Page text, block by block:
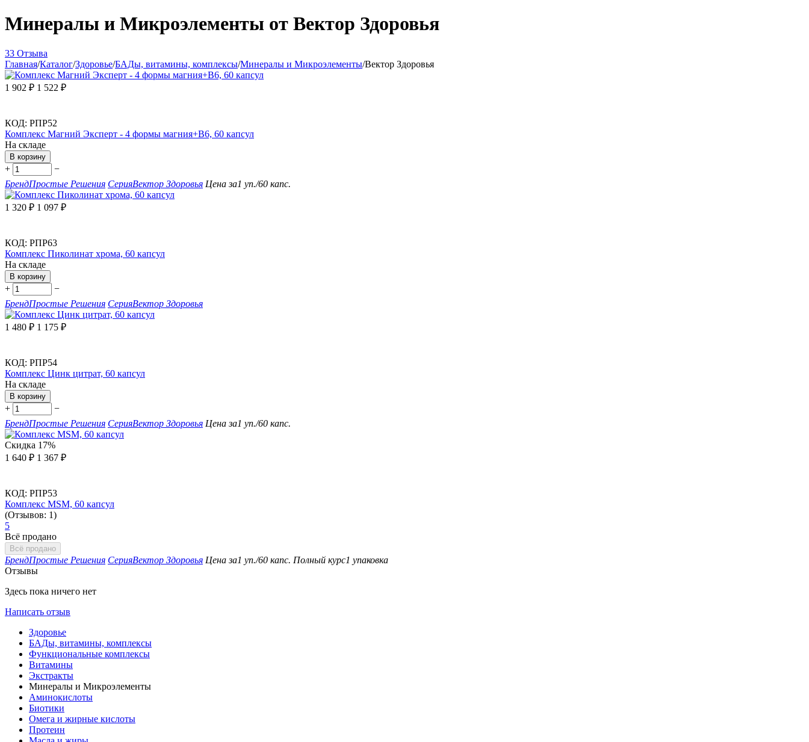
Минералы и Микроэлементы от Вектор Здоровья
33 Отзыва
Главная/Каталог/Здоровье/БАДы, витамины, комплексы/Минералы и Микроэлементы/Вектор Здоровья
1 902 ₽ 1 522 ₽
КОД: РПР52
Комплекс Магний Эксперт - 4 формы магния+B6, 60 капсул
На складе
В корзину
+
−
БрендПростые Решения СерияВектор Здоровья Цена за1 уп./60 капс.
1 320 ₽ 1 097 ₽
КОД: РПР63
Комплекс Пиколинат хрома, 60 капсул
На складе
В корзину
+
−
БрендПростые Решения СерияВектор Здоровья
1 480 ₽ 1 175 ₽
КОД: РПР54
Комплекс Цинк цитрат, 60 капсул
На складе
В корзину
+
−
БрендПростые Решения СерияВектор Здоровья Цена за1 уп./60 капс.
Скидка 17%
1 640 ₽ 1 367 ₽
КОД: РПР53
Комплекс MSM, 60 капсул
(Отзывов: 1)
5
Всё продано
Всё продано
БрендПростые Решения СерияВектор Здоровья Цена за1 уп./60 капс. Полный курс1 упаковка
Отзывы
Здесь пока ничего нет
Написать отзыв
Здоровье
БАДы, витамины, комплексы
Функциональные комплексы
Витамины
Экстракты
Минералы и Микроэлементы
Аминокислоты
Биотики
Омега и жирные кислоты
Протеин